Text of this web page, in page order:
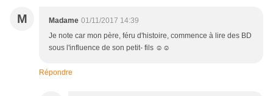
M Madame 01/11/2017 14:39
Je note car mon père, féru d'histoire, commence à lire des BD
sous l'influence de son petit- fils ☺☺
Répondre